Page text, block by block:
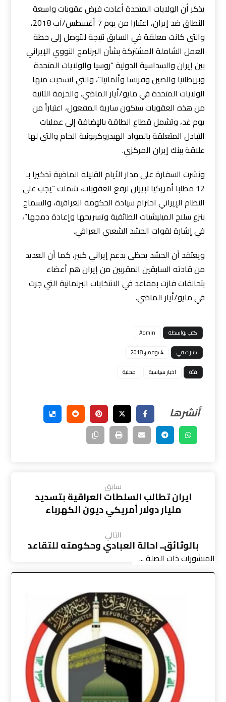
يذكر أن الولايات المتحدة أعادت فرض عقوبات واسعة
النطاق ضد إيران، اعتبارا من يوم 7 أغسطس/آب 2018،
والتي كانت معلقة في السابق نتيجة للتوصل إلى خطة
العمل الشاملة المشتركة بشأن البرنامج النووي الإيراني
بين إيران والسداسية الدولية “روسيا والولايات المتحدة
وبريطانيا والصين وفرنسا وألمانيا”، والتي انسحبت منها
الولايات المتحدة في مايو/أيار الماضي. والحزمة الثانية
من هذه العقوبات ستكون سارية المفعول، اعتباراً من
يوم غد، وتشمل قطاع الطاقة بالإضافة إلى عمليات
التبادل المتعلقة بالمواد الهيدروكربونية الخام والتي لها
علاقة ببنك إيران المركزي.
ونشرت السفارة على مدار الأيام القليلة الماضية تذكيرا بـ
12 مطلبا أمريكيا لإيران لرفع العقوبات، شملت “يجب على
النظام الإيراني احترام سيادة الحكومة العراقية، والسماح
بنزع سلاح الميليشيات الطائفية وتسريحها وإعادة دمجها”،
في إشارة لقوات الحشد الشعبي العراقي.
ويعتقد أن الحشد يحظى بدعم إيراني كبير، كما أن العديد
من قادته السابقين المقربين من إيران هم أعضاء
بتحالفات فازت بمقاعد في الانتخابات البرلمانية التي جرت
في مايو/أيار الماضي.
كتب بواسطة
Admin
نشرت في
4 نوفمبر، 2018
فئة
اخبار سياسية محلية
سابق
ايران تطالب السلطات العراقية بتسديد
مليار دولار أمريكي ديون الكهرباء
التالي
بالوثائق.. احالة العبادي وحكومته للتقاعد
المنشورات ذات الصلة ...